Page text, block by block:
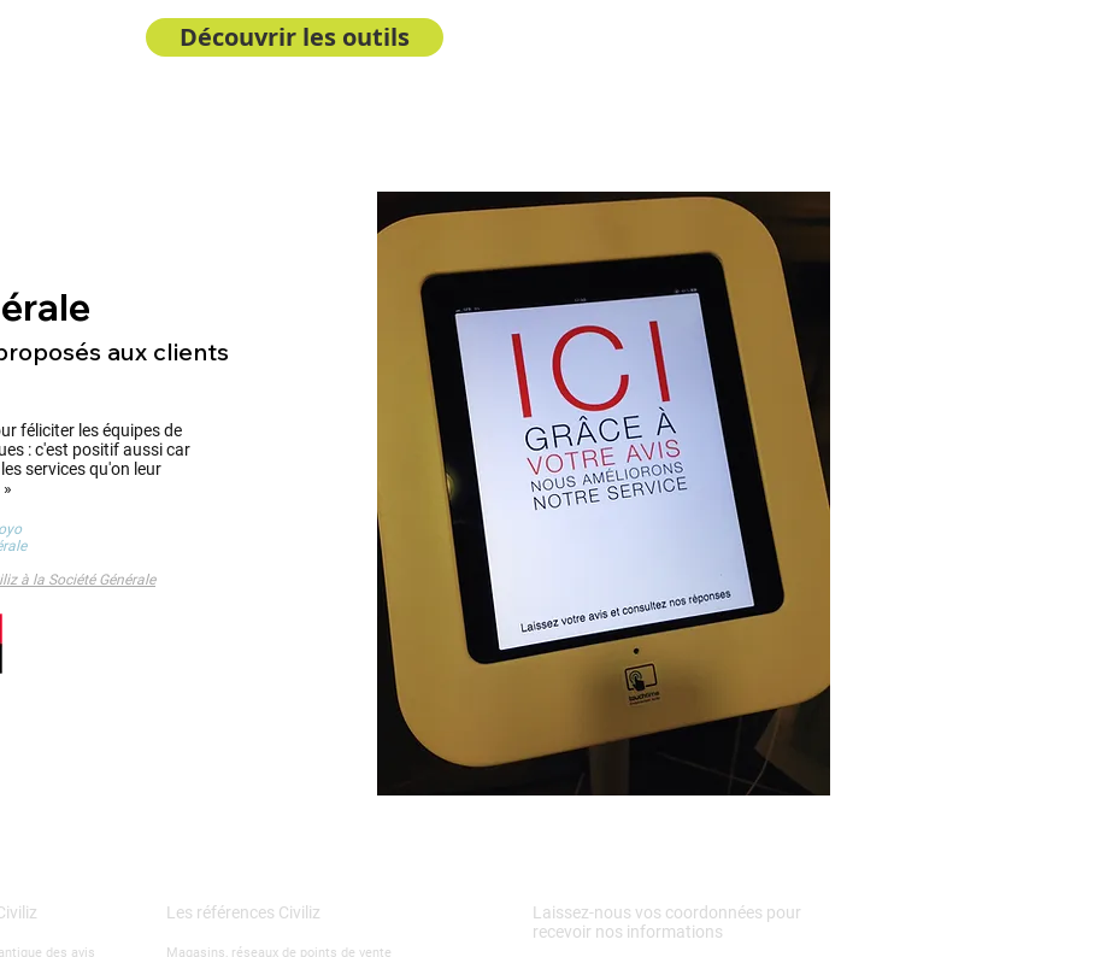
Découvrir les outils
aux clients
féliciter les équipes de
: c'est positif aussi car
services qu'on leur
à la Société Générale
des avis
Les références Civiliz
Magasins, réseaux de points de vente
Laissez-nous vos coordonnées pour
recevoir nos informations